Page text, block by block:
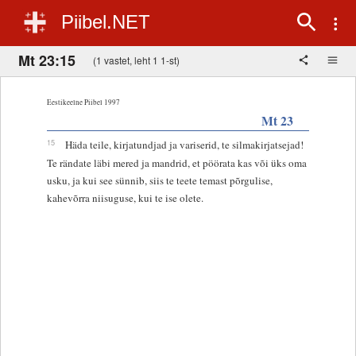
Piibel.NET
Mt 23:15 (1 vastet, leht 1 1-st)
Eestikeelne Piibel 1997
Mt 23
15
Häda teile, kirjatundjad ja variserid, te silmakirjatsejad!
Te rändate läbi mered ja mandrid, et pöörata kas või üks oma
usku, ja kui see sünnib, siis te teete temast põrgulise,
kahevõrra niisuguse, kui te ise olete.